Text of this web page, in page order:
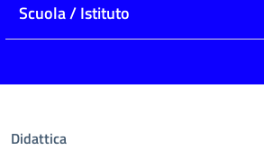
Scuola / Istituto
Didattica